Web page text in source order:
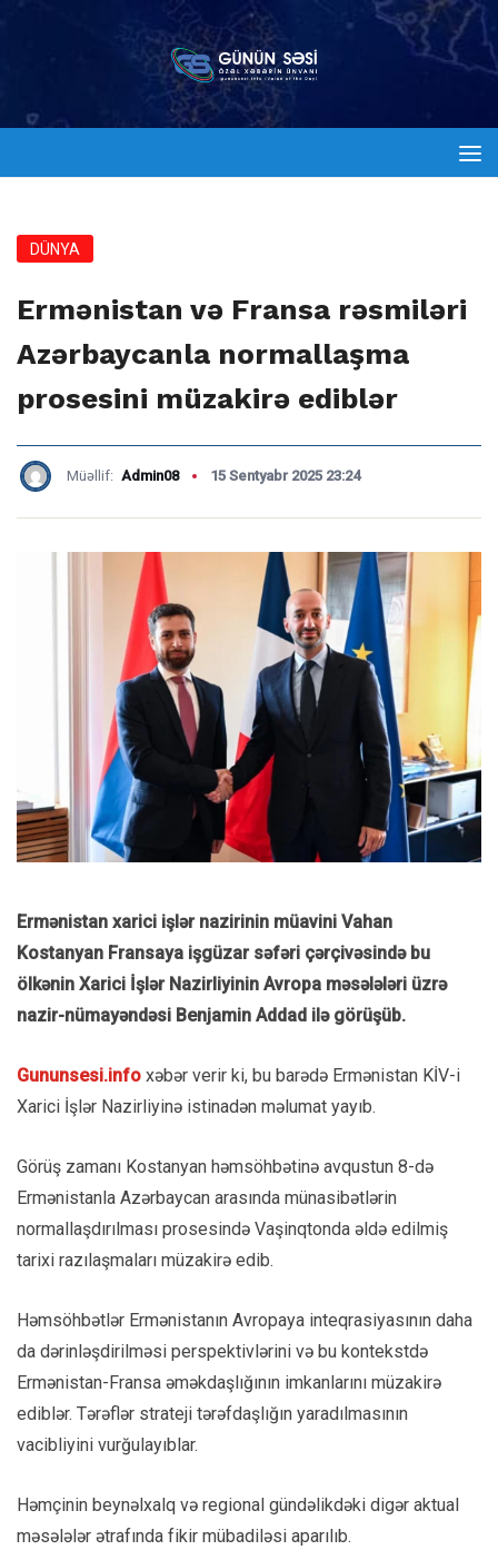
DÜNYA
Ermənistan və Fransa rəsmiləri
Azərbaycanla normallaşma
prosesini müzakirə ediblər
Müəllif: Admin08 15 Sentyabr 2025 23:24
Ermənistan xarici işlər nazirinin müavini Vahan
Kostanyan Fransaya işgüzar səfəri çərçivəsində bu
ölkənin Xarici İşlər Nazirliyinin Avropa məsələləri üzrə
nazir-nümayəndəsi Benjamin Addad ilə görüşüb.
Gununsesi.info xəbər verir ki, bu barədə Ermənistan KİV-i
Xarici İşlər Nazirliyinə istinadən məlumat yayıb.
Görüş zamanı Kostanyan həmsöhbətinə avqustun 8-də
Ermənistanla Azərbaycan arasında münasibətlərin
normallaşdırılması prosesində Vaşinqtonda əldə edilmiş
tarixi razılaşmaları müzakirə edib.
Həmsöhbətlər Ermənistanın Avropaya inteqrasiyasının daha
da dərinləşdirilməsi perspektivlərini və bu kontekstdə
Ermənistan-Fransa əməkdaşlığının imkanlarını müzakirə
ediblər. Tərəflər strateji tərəfdaşlığın yaradılmasının
vacibliyini vurğulayıblar.
Həmçinin beynəlxalq və regional gündəlikdəki digər aktual
məsələlər ətrafında fikir mübadiləsi aparılıb.